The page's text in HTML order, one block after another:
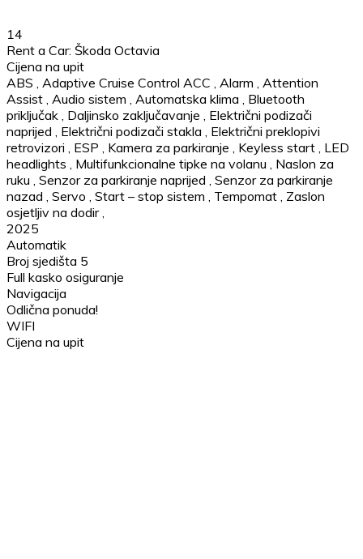
14
Rent a Car: Škoda Octavia
Cijena na upit
ABS
Adaptive Cruise Control ACC Alarm
Attention
Assist Audio sistem Automatska klima
Bluetooth
priključak Daljinsko zaključavanje
Električni podizači
naprijed
Električni podizači stakla
Električni preklopivi
retrovizori
ESP Kamera za parkiranje Keyless start LED
headlights
Multifunkcionalne tipke na volanu
Naslon za
ruku Senzor za parkiranje naprijed Senzor za parkiranje
nazad Servo Start – stop sistem Tempomat Zaslon
osjetljiv na dodir
2025
Automatik
Broj sjedišta 5
Full kasko osiguranje
Navigacija
Odlična ponuda!
WIFI
Cijena na upit